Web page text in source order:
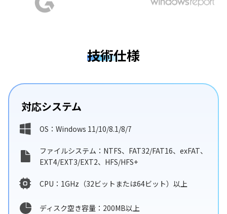
技術仕様
対応システム
OS：Windows 11/10/8.1/8/7
ファイルシステム：NTFS、FAT32/FAT16、exFAT、
EXT4/EXT3/EXT2、HFS/HFS+
CPU：1GHz（32ビットまたは64ビット）以上
ディスク空き容量：200MB以上